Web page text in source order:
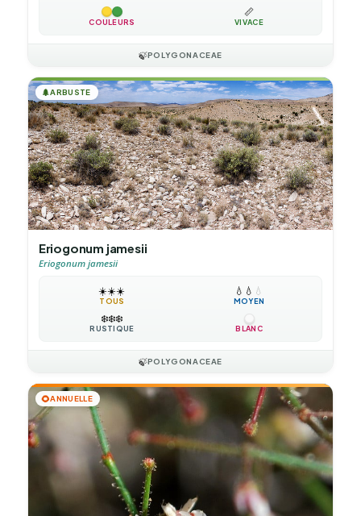
COULEURS
📏
VIVACE
🍃POLYGONACEAE
🌲ARBUSTE
Eriogonum jamesii
Eriogonum jamesii
☀️☀️☀️
TOUS
💧 💧 💧
MOYEN
❄️❄️❄️
RUSTIQUE BLANC
🍃POLYGONACEAE
🌻ANNUELLE